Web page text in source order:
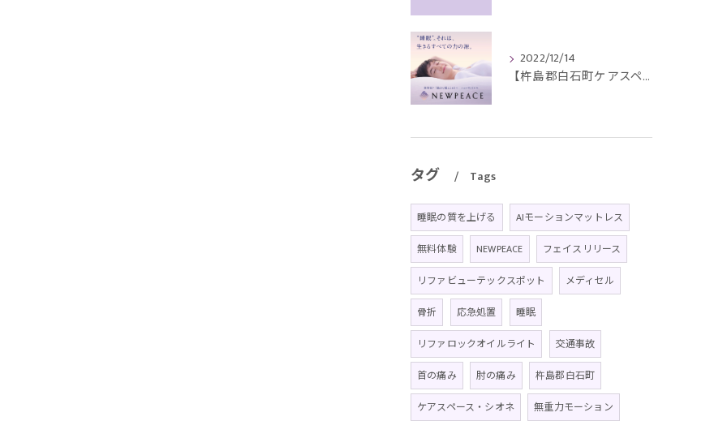
2022/12/14
【杵島郡白石町ケアスペース・シオネAIモーションマットレス】１０台限定大特価セール実施中！プレゼントキャンペーンもあり
タグ Tags
睡眠の質を上げる
AIモーションマットレス
無料体験
NEWPEACE
フェイスリリース
リファビューテックスポット
メディセル
骨折
応急処置
睡眠
リファロックオイルライト
交通事故
首の痛み
肘の痛み
杵島郡白石町
ケアスペース・シオネ
無重力モーション